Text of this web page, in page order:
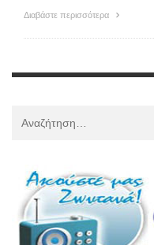
Διαβάστε περισσότερα